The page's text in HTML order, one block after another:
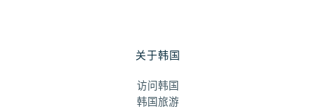
关于韩国
访问韩国
韩国旅游